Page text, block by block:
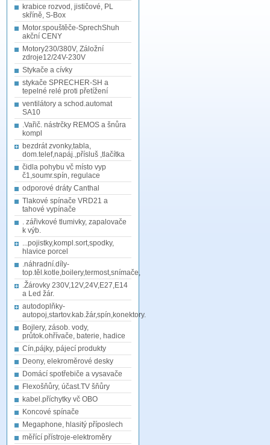
krabice rozvod, jističové, PL
skříně, S-Box
Motor.spouštěče-SprechShuh
akční CENY
Motory230/380V, Záložní
zdroje12/24V-230V
Stykače a cívky
stykače SPRECHER-SH a
tepelné relé proti přetížení
ventilátory a schod.automat
SA10
.Vařič. nástrčky REMOS a šnůra
kompl
bezdrát zvonky,tabla,
dom.telef,napáj.,přísluš ,tlačítka
čidla pohybu vč místo vyp
č1,soumr.spín, regulace
odporové dráty Canthal
Tlakové spínače VRD21 a
tahové vypínače
. zářivkové tlumivky, zapalovače
k výb.
...pojistky,kompl.sort,spodky,
hlavice porcel
.náhradní.díly-
top.těl.kotle,boilery,termost,snímače,
.Žárovky 230V,12V,24V,E27,E14
a Led žár.
autodoplňky-
autopoj,startov.kab.žár,spín,konektory.
Bojlery, zásob. vody,
průtok.ohřívače, baterie, hadice
Cín,pájky, pájecí produkty
Deony, elekroměrové desky
Domácí spotřebiče a vysavače
Flexošňůry, účast.TV šňůry
kabel.příchytky vč OBO
Koncové spínače
Megaphone, hlasitý příposlech
měřící přístroje-elektroměry